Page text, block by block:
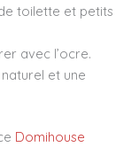
toilette et petits
avec l’ocre.
et une
Domihouse